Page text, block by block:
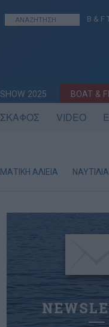
B & F
2025 BOAT &
ΣΚΑΦΟΣ VIDEO
ΑΛΙΕΙΑ ΝΑΥΤΙΛΙΑ